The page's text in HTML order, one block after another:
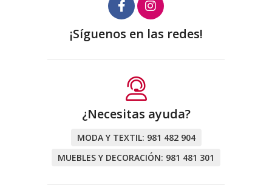
¡Síguenos en las redes!
¿Necesitas ayuda?
MODA Y TEXTIL: 981 482 904
MUEBLES Y DECORACIÓN: 981 481 301